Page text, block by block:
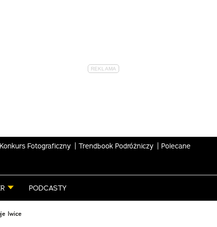
Fotograficzny Trendbook Podróżniczy Polecane
PODCASTY
lwice